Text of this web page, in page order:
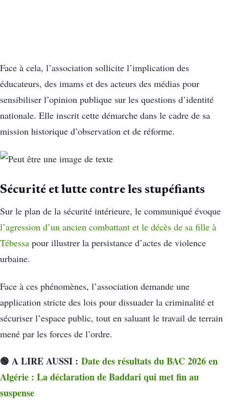
Face à cela, l’association sollicite l’implication des
éducateurs, des imams et des acteurs des médias pour
sensibiliser l’opinion publique sur les questions d’identité
nationale. Elle inscrit cette démarche dans le cadre de sa
mission historique d’observation et de réforme.
Sécurité et lutte contre les stupéfiants
Sur le plan de la sécurité intérieure, le communiqué évoque
l’agression d’un ancien combattant et le décès de sa fille à
Tébessa pour illustrer la persistance d’actes de violence
urbaine.
Face à ces phénomènes, l’association demande une
application stricte des lois pour dissuader la criminalité et
sécuriser l’espace public, tout en saluant le travail de terrain
mené par les forces de l’ordre.
🟢 A LIRE AUSSI : Date des résultats du BAC 2026 en
Algérie : La déclaration de Baddari qui met fin au
suspense